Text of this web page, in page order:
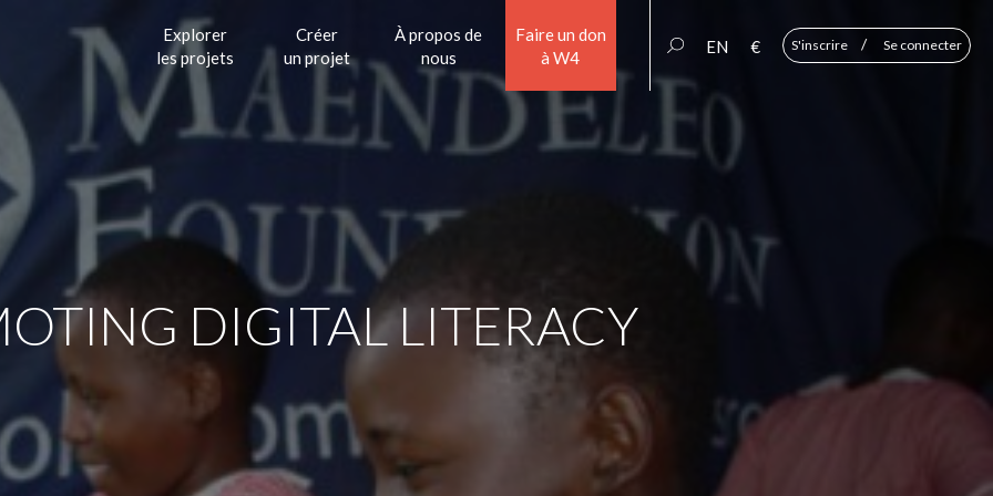
Explorer
les projets
Créer
un projet
À propos de
nous
Faire un don
à W4
EN € S'inscrire / Se connecter
DIGITAL LITERACY